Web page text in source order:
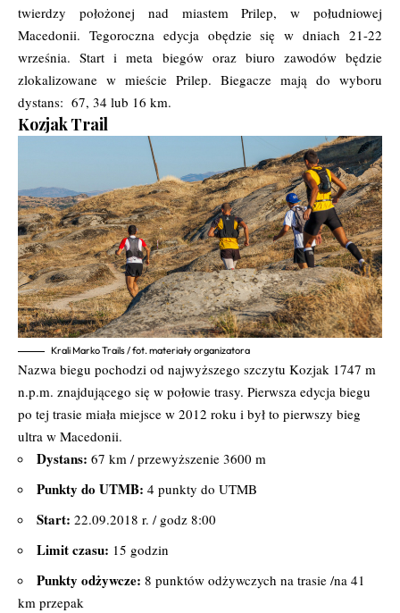
twierdzy położonej nad miastem Prilep, w południowej
Macedonii. Tegoroczna edycja obędzie się w dniach 21-22
września. Start i meta biegów oraz biuro zawodów będzie
zlokalizowane w mieście Prilep. Biegacze mają do wyboru
dystans: 67, 34 lub 16 km.
Kozjak Trail
Krali Marko Trails / fot. materiały organizatora
Nazwa biegu pochodzi od najwyższego szczytu Kozjak 1747 m
n.p.m. znajdującego się w połowie trasy. Pierwsza edycja biegu
po tej trasie miała miejsce w 2012 roku i był to pierwszy bieg
ultra w Macedonii.
Dystans: 67 km / przewyższenie 3600 m
Punkty do UTMB: 4 punkty do UTMB
Start: 22.09.2018 r. / godz 8:00
Limit czasu: 15 godzin
Punkty odżywcze: 8 punktów odżywczych na trasie /na 41
km przepak